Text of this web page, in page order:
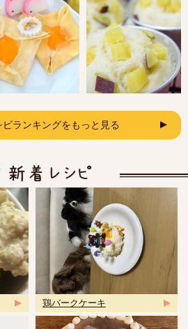
ランキングをもっと見る
鶏バークケーキ